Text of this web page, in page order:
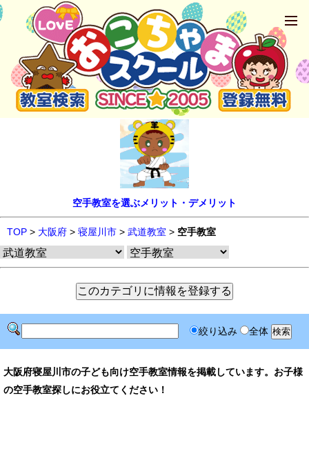
空手教室を選ぶメリット・デメリット
TOP > 大阪府 > 寝屋川市 > 武道教室 > 空手教室
絞り込み 全体
大阪府寝屋川市の子ども向け空手教室情報を掲載しています。お子様
の空手教室探しにお役立てください！